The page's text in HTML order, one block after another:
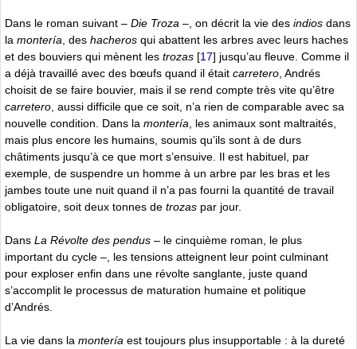
Dans le roman suivant – Die Troza –, on décrit la vie des indios dans
la montería , des hacheros qui abattent les arbres avec leurs haches
et des bouviers qui mènent les trozas [17] jusqu’au fleuve. Comme il
a déjà travaillé avec des bœufs quand il était carretero , Andrés
choisit de se faire bouvier, mais il se rend compte très vite qu’être
carretero , aussi difficile que ce soit, n’a rien de comparable avec sa
nouvelle condition. Dans la montería , les animaux sont maltraités,
mais plus encore les humains, soumis qu’ils sont à de durs
châtiments jusqu’à ce que mort s’ensuive. Il est habituel, par
exemple, de suspendre un homme à un arbre par les bras et les
jambes toute une nuit quand il n’a pas fourni la quantité de travail
obligatoire, soit deux tonnes de trozas par jour.
Dans La Révolte des pendus – le cinquième roman, le plus
important du cycle –, les tensions atteignent leur point culminant
pour exploser enfin dans une révolte sanglante, juste quand
s’accomplit le processus de maturation humaine et politique
d’Andrés.
La vie dans la montería est toujours plus insupportable : à la dureté